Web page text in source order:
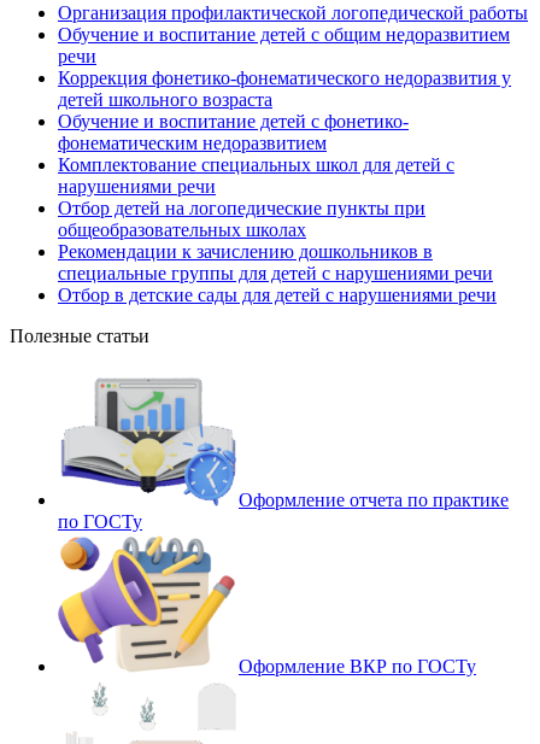
Организация профилактической логопедической работы
Обучение и воспитание детей с общим недоразвитием
речи
Коррекция фонетико-фонематического недоразвития у
детей школьного возраста
Обучение и воспитание детей с фонетико-
фонематическим недоразвитием
Комплектование специальных школ для детей с
нарушениями речи
Отбор детей на логопедические пункты при
общеобразовательных школах
Рекомендации к зачислению дошкольников в
специальные группы для детей с нарушениями речи
Отбор в детские сады для детей с нарушениями речи
Полезные статьи
Оформление отчета по практике
по ГОСТу
Оформление ВКР по ГОСТу